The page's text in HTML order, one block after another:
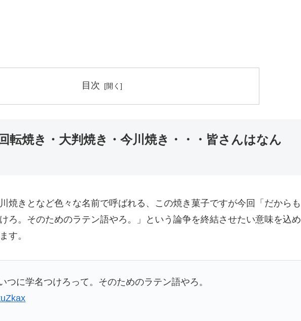
目次
転焼き・大判焼き・今川焼き・・・皆さんはなん
焼きとなど色々な名前で呼ばれる、この焼き菓子ですが今回「だからも
ろ。そのためのラテン語やろ。」という論争を終結させたい意味を込め
す。
つに学名つけろって。そのためのラテン語やろ。